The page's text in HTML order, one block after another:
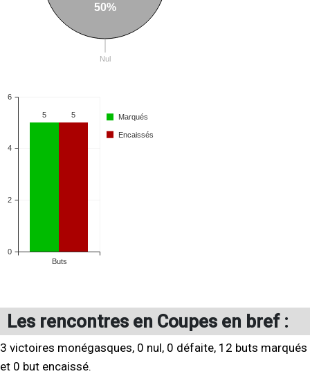
Les rencontres en Coupes en bref :
3 victoires monégasques, 0 nul, 0 défaite, 12 buts marqués
et 0 but encaissé.